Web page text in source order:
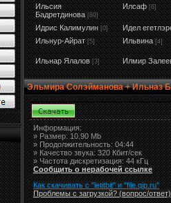
Ильсия
Бадретдинова [89]
Илсаф [6]
Идрис Калимулин [0]
Идел
Ильнур-Айрат [5] Ильвина [4]
Ильнар Ялалов [3] Илмир
Эльмира Солэйманова + Ильназ
Информация:
»Размер:10.90 Mb
» Продолжительность: 04:44
» Качество звука: 320 Кбит/сек
» Частота дискретизация: 44 кГц
Сообщить о нерабочей ссылке
Как скачивать с "letitbit" и "file.qip.ru"
Проблемы с загрузкой? (вопрос/ответ)